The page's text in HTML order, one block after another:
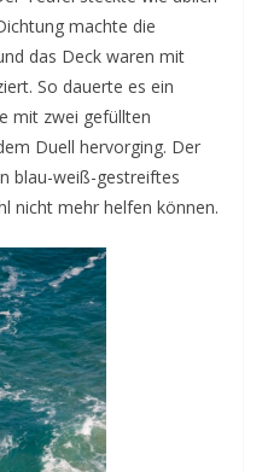
machte die
das Deck waren mit
So dauerte es ein
mit zwei gefüllten
Duell hervorging. Der
blau-weiß-gestreiftes
nicht mehr helfen können.